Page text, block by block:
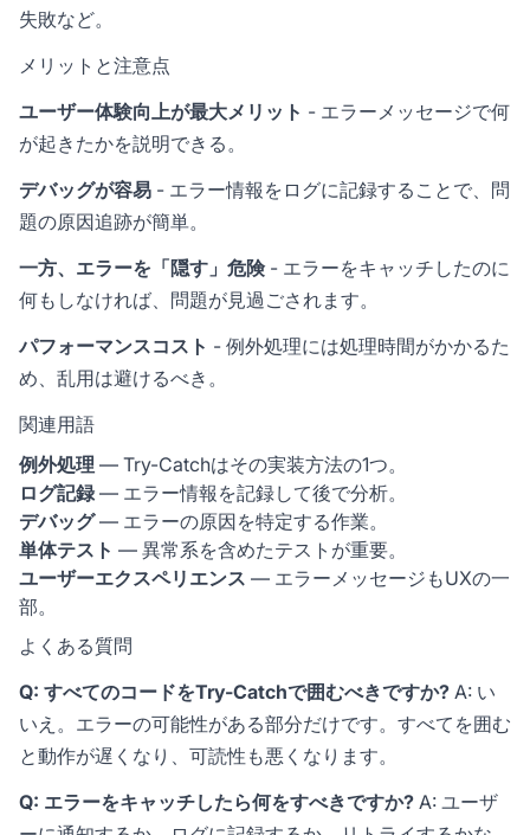
失敗など。
メリットと注意点
ユーザー体験向上が最大メリット - エラーメッセージで何
が起きたかを説明できる。
デバッグが容易 - エラー情報をログに記録することで、問
題の原因追跡が簡単。
一方、エラーを「隠す」危険- エラーをキャッチしたのに
何もしなければ、問題が見過ごされます。
パフォーマンスコスト - 例外処理には処理時間がかかるた
め、乱用は避けるべき。
関連用語
例外処理 — Try-Catchはその実装方法の1つ。
ログ記録 — エラー情報を記録して後で分析。
デバッグ— エラーの原因を特定する作業。
単体テスト — 異常系を含めたテストが重要。
ユーザーエクスペリエンス — エラーメッセージもUXの一
部。
よくある質問
Q: すべてのコードをTry-Catchで囲むべきですか? A: い
いえ。エラーの可能性がある部分だけです。すべてを囲む
と動作が遅くなり、可読性も悪くなります。
Q: エラーをキャッチしたら何をすべきですか? A: ユーザ